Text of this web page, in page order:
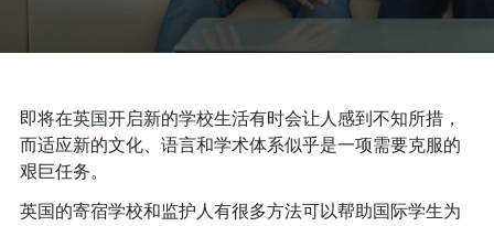
即将在英国开启新的学校生活有时会让人感到不知所措，
而适应新的文化、语言和学术体系似乎是一项需要克服的
艰巨任务。
英国的寄宿学校和监护人有很多方法可以帮助国际学生为